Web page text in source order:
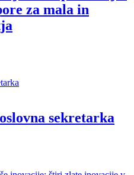
za mala in
sekretarka